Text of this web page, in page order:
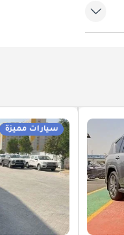
سيارات مميزة